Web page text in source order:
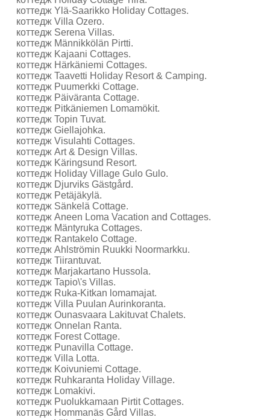
коттедж Ylä-Saarikko Holiday Cottages.
коттедж Villa Ozero.
коттедж Serena Villas.
коттедж Männikkölän Pirtti.
коттедж Kajaani Cottages.
коттедж Härkäniemi Cottages.
коттедж Taavetti Holiday Resort & Camping.
коттедж Puumerkki Cottage.
коттедж Päiväranta Cottage.
коттедж Pitkäniemen Lomamökit.
коттедж Topin Tuvat.
коттедж Giellajohka.
коттедж Visulahti Cottages.
коттедж Art & Design Villas.
коттедж Käringsund Resort.
коттедж Holiday Village Gulo Gulo.
коттедж Djurviks Gästgård.
коттедж Petäjäkylä.
коттедж Sänkelä Cottage.
коттедж Aneen Loma Vacation and Cottages.
коттедж Mäntyruka Cottages.
коттедж Rantakelo Cottage.
коттедж Ahlströmin Ruukki Noormarkku.
коттедж Tiirantuvat.
коттедж Marjakartano Hussola.
коттедж Tapio\'s Villas.
коттедж Ruka-Kitkan lomamajat.
коттедж Villa Puulan Aurinkoranta.
коттедж Ounasvaara Lakituvat Chalets.
коттедж Onnelan Ranta.
коттедж Forest Cottage.
коттедж Punavilla Cottage.
коттедж Villa Lotta.
коттедж Koivuniemi Cottage.
коттедж Ruhkaranta Holiday Village.
коттедж Lomakivi.
коттедж Puolukkamaan Pirtit Cottages.
коттедж Hommanäs Gård Villas.